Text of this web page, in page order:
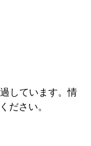
しています。情
ださい。